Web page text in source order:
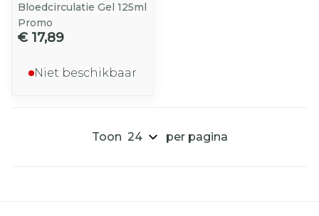
Bloedcirculatie Gel 125ml
Promo
€ 17,89
Niet beschikbaar
Toon per pagina